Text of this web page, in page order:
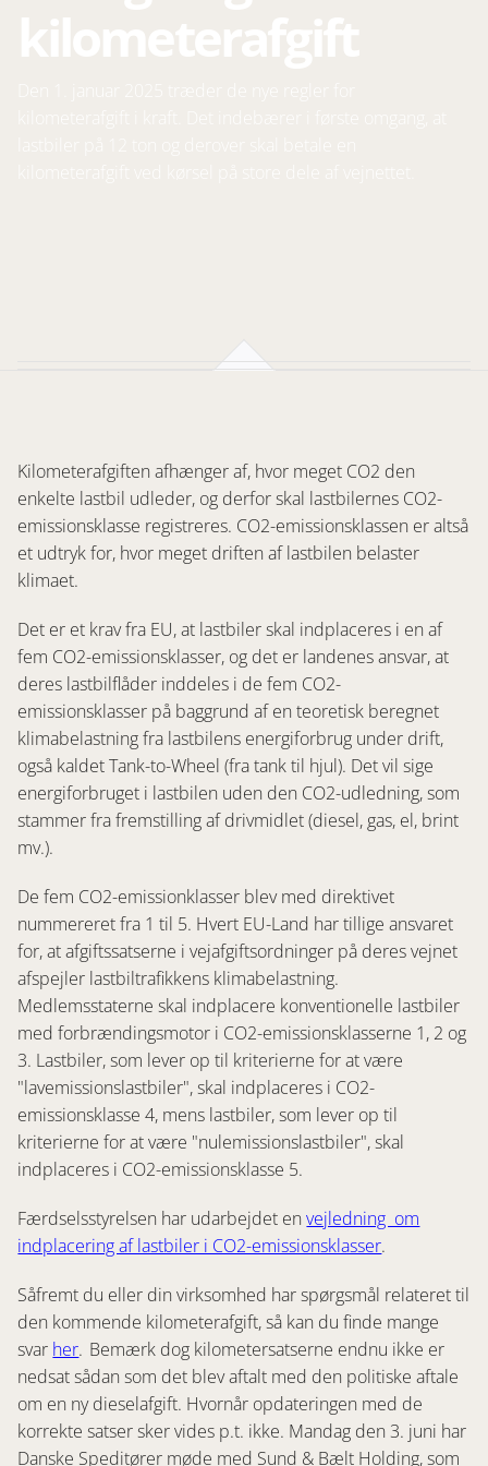
Kilometerafgiften afhænger af, hvor meget CO2 den
enkelte lastbil udleder, og derfor skal lastbilernes CO2-
emissionsklasse registreres. CO2-emissionsklassen er altså
et udtryk for, hvor meget driften af lastbilen belaster
klimaet.
Det er et krav fra EU, at lastbiler skal indplaceres i en af
fem CO2-emissionsklasser, og det er landenes ansvar, at
deres lastbilflåder inddeles i de fem CO2-
emissionsklasser på baggrund af en teoretisk beregnet
klimabelastning fra lastbilens energiforbrug under drift,
også kaldet Tank-to-Wheel (fra tank til hjul). Det vil sige
energiforbruget i lastbilen uden den CO2-udledning, som
stammer fra fremstilling af drivmidlet (diesel, gas, el, brint
mv.).
De fem CO2-emissionklasser blev med direktivet
nummereret fra 1 til 5. Hvert EU-Land har tillige ansvaret
for, at afgiftssatserne i vejafgiftsordninger på deres vejnet
afspejler lastbiltrafikkens klimabelastning.
Medlemsstaterne skal indplacere konventionelle lastbiler
med forbrændingsmotor i CO2-emissionsklasserne 1, 2 og
3. Lastbiler, som lever op til kriterierne for at være
"lavemissionslastbiler", skal indplaceres i CO2-
emissionsklasse 4, mens lastbiler, som lever op til
kriterierne for at være "nulemissionslastbiler", skal
indplaceres i CO2-emissionsklasse 5.
Færdselsstyrelsen har udarbejdet envejledning om
indplacering af lastbiler i CO2-emissionsklasser.
Såfremt du eller din virksomhed har spørgsmål relateret til
den kommende kilometerafgift, så kan du finde mange
svar her. Bemærk dog kilometersatserne endnu ikke er
nedsat sådan som det blev aftalt med den politiske aftale
om en ny dieselafgift. Hvornår opdateringen med de
korrekte satser sker vides p.t. ikke. Mandag den 3. juni har
Danske Speditører møde med Sund & Bælt Holding, som